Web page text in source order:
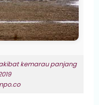
kemarau panjang